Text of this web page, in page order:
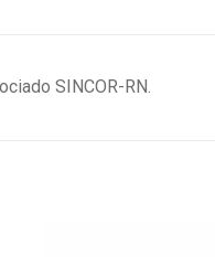
SINCOR-RN.